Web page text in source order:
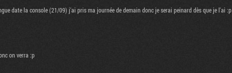
date la console (21/09) j'ai pris ma journée de demain donc je serai peinard dès que je l'ai :p
on verra :p